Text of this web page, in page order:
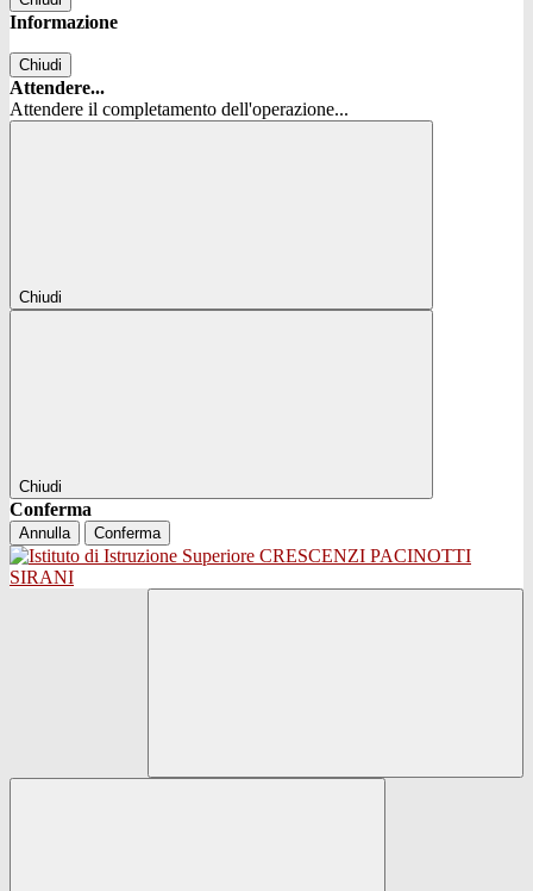
Informazione
Chiudi
Attendere...
Attendere il completamento dell'operazione...
Chiudi
Chiudi
Conferma
Annulla Conferma